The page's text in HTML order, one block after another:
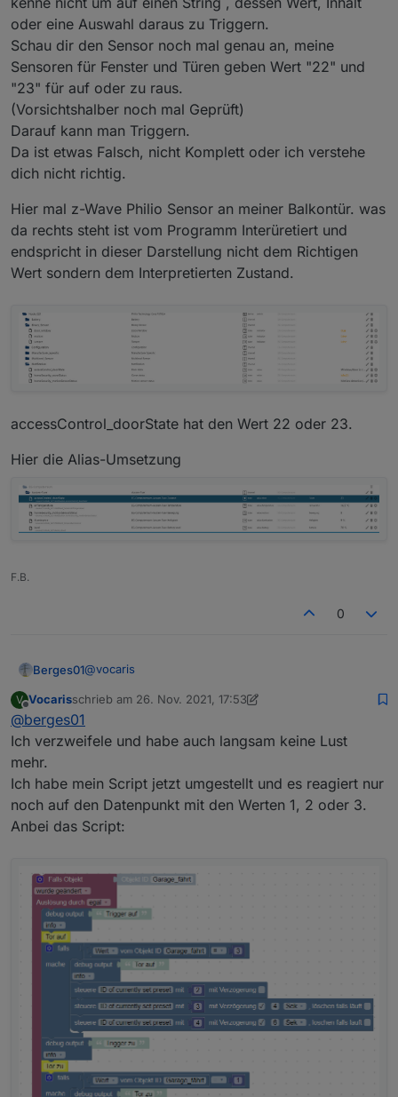
Wenn man ohne Vorkenntnis da reingeworfen wird
ist das ein Berg von Fragen die schwer zu
beantworten sind da Doku meinst nur in Englisch
vorliegt oder zu hochgestochen und Teilweise gar
nicht vorhanden ist.
Also Probieren, immer in kleinen Happen damit es
nicht zu Unübersichtlich wird.
oder eine Auswahl daraus zu Triggern.
Schau dir den Sensor noch mal genau an, meine
Sensoren für Fenster und Türen geben Wert "22" und
"23" für auf oder zu raus.
(Vorsichtshalber noch mal Geprüft)
Darauf kann man Triggern.
Da ist etwas Falsch, nicht Komplett oder ich verstehe
dich nicht richtig.
Hier mal z-Wave Philio Sensor an meiner Balkontür. was
da rechts steht ist vom Programm Interüretiert und
endspricht in dieser Darstellung nicht dem Richtigen
Wert sondern dem Interpretierten Zustand.
accessControl_doorState hat den Wert 22 oder 23.
Hier die Alias-Umsetzung
F.B.
0
Berges01@vocaris
Erst mal ist das hier eigentlich etwas für Blockly und
Aber seih es drum.
Wenn ich das Richtig verstehe, so hast du einen
bewegung" oder "" als Wert hat?
Darauf kannst du nicht Triggern !
Ich bekomme es nicht hin, auch mit Tricks die ich so
kenne nicht um auf einen String , dessen Wert, Inhalt
Schau dir den Sensor noch mal genau an, meine
Sensoren für Fenster und Türen geben Wert "22"
und "23" für auf oder zu raus.
(Vorsichtshalber noch mal Geprüft)
Darauf kann man Triggern.
Da ist etwas Falsch, nicht Komplett oder ich verstehe
dich nicht richtig.
Hier mal z-Wave Philio Sensor an meiner Balkontür.
was da rechts steht ist vom Programm Interüretiert
Richtigen Wert sondern dem Interpretierten Zustand.
Hier die Alias-Umsetzung
V
Offline
Vocarisschrieb am 26. Nov. 2021, 17:53
zuletzt editiert von Vocaris
@berges01
Ich verzweifele und habe auch langsam keine Lust
mehr.
Ich habe mein Script jetzt umgestellt und es reagiert nur
noch auf den Datenpunkt mit den Werten 1, 2 oder 3.
Anbei das Script: